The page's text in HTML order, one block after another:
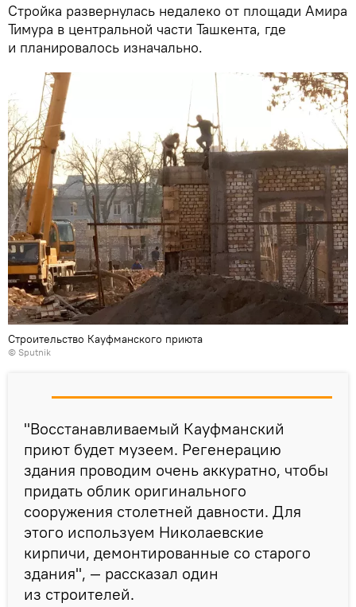
Стройка развернулась недалеко от площади Амира
Тимура в центральной части Ташкента, где
и планировалось изначально.
Строительство Кауфманского приюта
© Sputnik
"Восстанавливаемый Кауфманский
приют будет музеем. Регенерацию
здания проводим очень аккуратно, чтобы
придать облик оригинального
сооружения столетней давности. Для
этого используем Николаевские
кирпичи, демонтированные со старого
здания", — рассказал один
из строителей.